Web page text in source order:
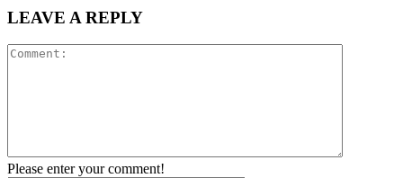
LEAVE A REPLY
Please enter your comment!